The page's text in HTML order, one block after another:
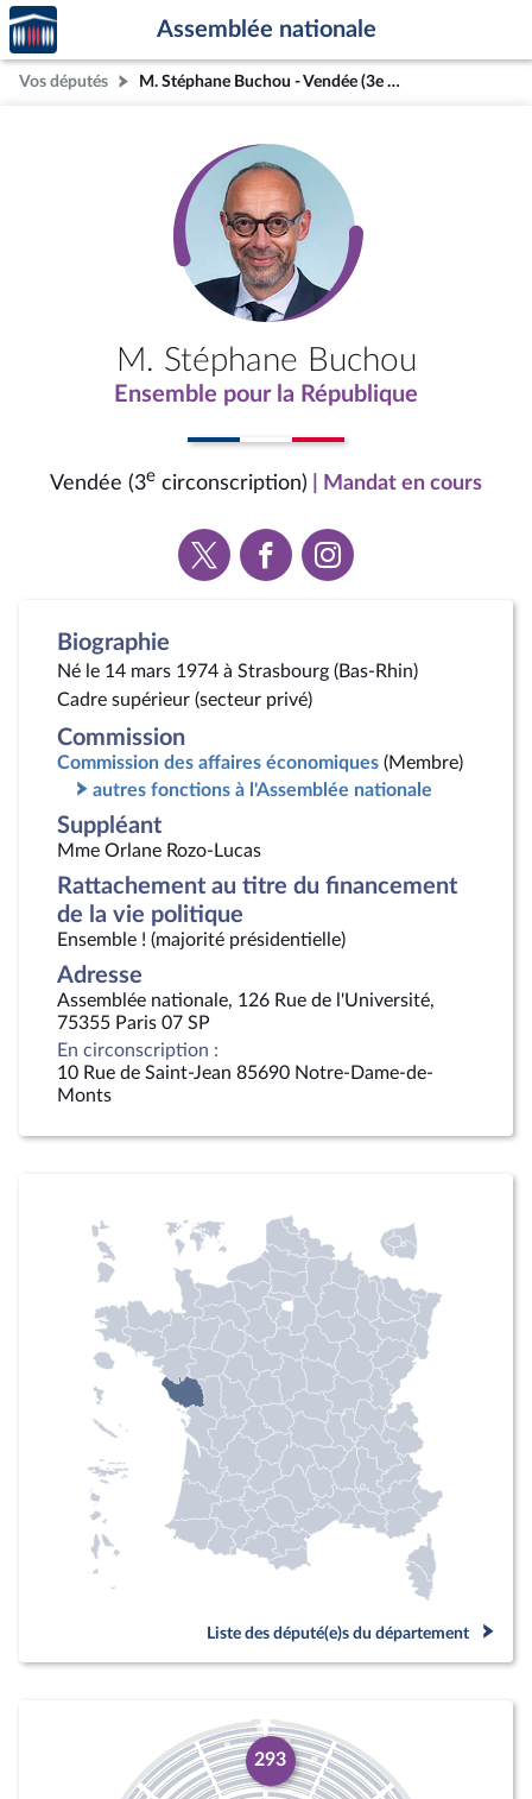
Aller au contenu
Aller en bas de la page
Accèder
à la
page
d'accueil
Assemblée nationale
Vos députés M. Stéphane Buchou - Vendée (3e circonscription)
M. Stéphane Buchou
Ensemble pour la République
Vendée (3e circonscription) | Mandat en cours
Voir
la
Voir
la
Voir
la
Biographie
Né le 14 mars 1974 à Strasbourg (Bas-Rhin)
Cadre supérieur (secteur privé)
Commission
Commission des affaires économiques (Membre)
autres fonctions à l'Assemblée nationale
Suppléant
Mme Orlane Rozo-Lucas
Rattachement au titre du financement
de la vie politique
Ensemble ! (majorité présidentielle)
Adresse
Assemblée nationale, 126 Rue de l'Université,
75355 Paris 07 SP
En circonscription :
10 Rue de Saint-Jean 85690 Notre-Dame-de-
Monts
Liste des député(e)s du département
293